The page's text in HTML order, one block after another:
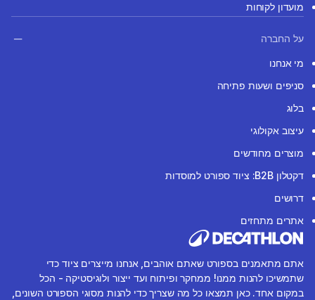
מועדון לקוחות
על החברה
מי אנחנו
סניפים ושעות פתיחה
בלוג
עיצוב אקולוגי
מוצרים מחודשים
דקטלון B2B: ציוד ספורט למוסדות
דרושים
אתרים מתחזים
אתם מתאמנים בספורט שאתם אוהבים, אנחנו מייצרים ציוד כדי
שתמשיכו להנות ממנו! ממחקר ופיתוח ועד ייצור ולוגיסטיקה - הכל
במקום אחד. כאן תמצאו כל מה שצריך כדי להנות מסוגי הספורט השונים,